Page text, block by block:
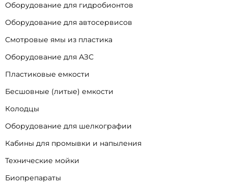
Оборудование для гидробионтов
Оборудование для автосервисов
Смотровые ямы из пластика
Оборудование для АЗС
Пластиковые емкости
Бесшовные (литые) емкости
Колодцы
Оборудование для шелкографии
Кабины для промывки и напыления
Технические мойки
Биопрепараты